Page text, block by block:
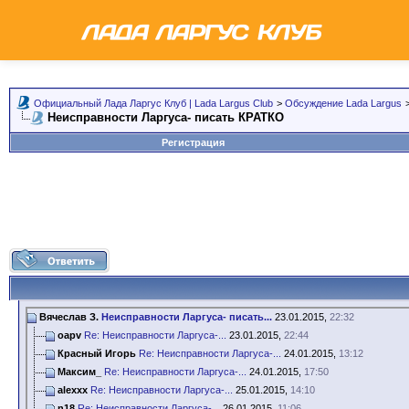
Официальный Лада Ларгус Клуб | Lada Largus Club > Обсуждение Lada Largus
Неисправности Ларгуса- писать КРАТКО
Регистрация
Вячеслав З. Неисправности Ларгуса- писать... 23.01.2015, 22:32
oapv Re: Неисправности Ларгуса-... 23.01.2015, 22:44
Красный Игорь Re: Неисправности Ларгуса-... 24.01.2015, 13:12
Максим_
Re: Неисправности Ларгуса-... 24.01.2015, 17:50
alexxx Re: Неисправности Ларгуса-... 25.01.2015, 14:10